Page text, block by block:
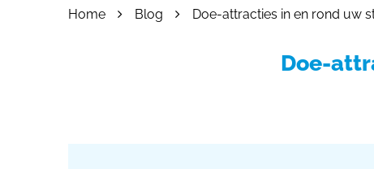
055 - 3238555
info@beursstand.nl
Home Blog Doe-attracties in en rond uw
Doe-